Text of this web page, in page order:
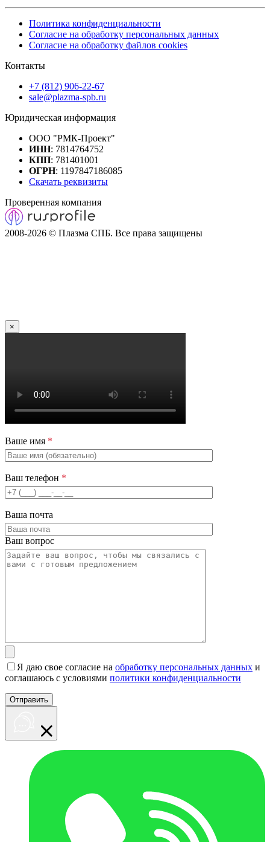
Политика конфиденциальности
Согласие на обработку персональных данных
Согласие на обработку файлов cookies
Контакты
+7 (812) 906-22-67
sale@plazma-spb.ru
Юридическая информация
ООО "РМК-Проект"
ИНН: 7814764752
КПП: 781401001
ОГРН: 1197847186085
Скачать реквизиты
Проверенная компания
2008-2026 © Плазма СПБ. Все права защищены
×
Ваше имя *
Ваш телефон *
Ваша почта
Ваш вопрос
Я даю свое согласие на обработку персональных данных и
соглашаюсь с условиями политики конфиденциальности